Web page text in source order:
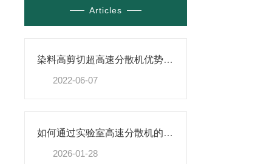
Articles
染料高剪切超高速分散机优势体现在哪些方面？
2022-06-07
如何通过实验室高速分散机的工艺参数优化提升产品分散细度与稳定性
2026-01-28